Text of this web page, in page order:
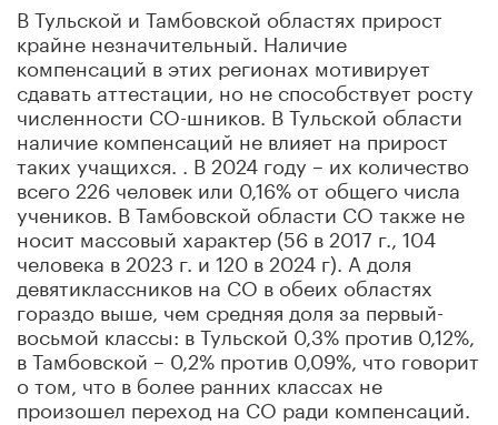
В Тульской и Тамбовской областях прирост
крайне незначительный. Наличие
компенсаций в этих регионах мотивирует
сдавать аттестации, но не способствует росту
численности СО-шников. В Тульской области
наличие компенсаций не влияет на прирост
таких учащихся. . В 2024 году – их количество
всего 226 человек или 0,16% от общего числа
учеников. В Тамбовской области СО также не
носит массовый характер (56 в 2017 г., 104
человека в 2023 г. и 120 в 2024 г). А доля
девятиклассников на СО в обеих областях
гораздо выше, чем средняя доля за первый-
восьмой классы: в Тульской 0,3% против 0,12%,
в Тамбовской – 0,2% против 0,09%, что говорит
о том, что в более ранних классах не
произошел переход на СО ради компенсаций.